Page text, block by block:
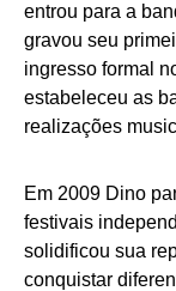
entrou para a
gravou seu
ingresso formal
estabeleceu as
realizações
Em 2009 Dino
festivais
solidificou sua
conquistar